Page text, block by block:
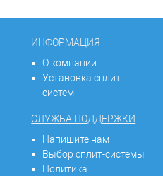
ИНФОРМАЦИЯ
О компании
Установка сплит-
систем
СЛУЖБА ПОДДЕРЖКИ
Напишите нам
Выбор сплит-системы
Политика